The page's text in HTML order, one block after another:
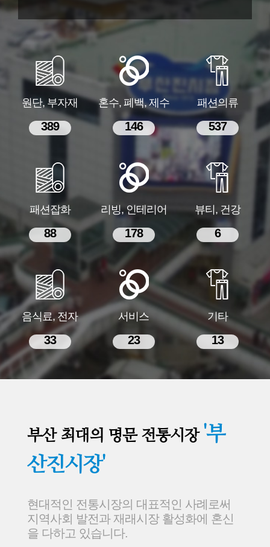
원단, 부자재
389
혼수, 폐백, 제수
146
패션의류
537
패션잡화
88
리빙, 인테리어
178
뷰티, 건강
6
음식료, 전자
33
서비스
23
기타
13
부산 최대의 명문 전통시장 '부
산진시장'
현대적인 전통시장의 대표적인 사례로써
지역사회 발전과 재래시장 활성화에 혼신
을 다하고 있습니다.